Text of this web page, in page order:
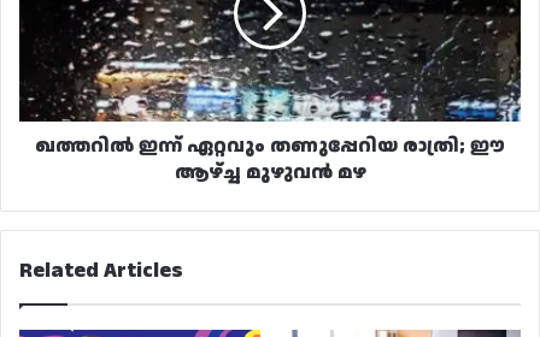
ഈ
ആഴ്ച്ച
മുഴുവൻ
മഴ
ഖത്തറിൽ ഇന്ന് ഏറ്റവും തണുപ്പേറിയ രാത്രി; ഈ
ആഴ്ച്ച മുഴുവൻ മഴ
Related Articles